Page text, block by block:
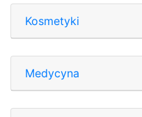
Kosmetyki
Medycyna